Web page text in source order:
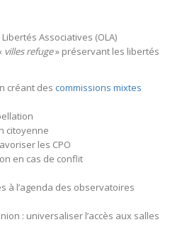
Associatives (OLA)
villes refuge» préservant les libertés
créant des commissions mixtes
citoyenne
les CPO
en cas de conflit
à l’agenda des observatoires
: universaliser l’accès aux salles